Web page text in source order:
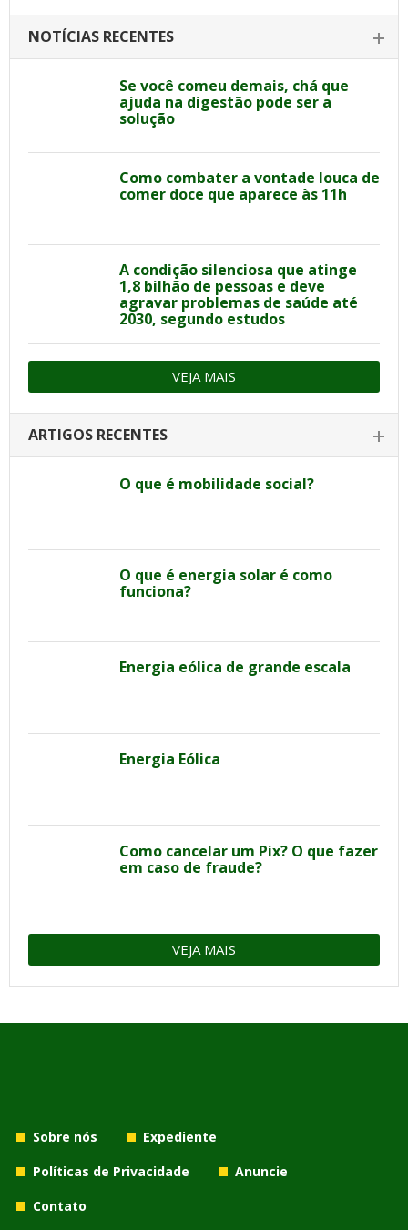
NOTÍCIAS RECENTES
Se você comeu demais, chá que
ajuda na digestão pode ser a
solução
Como combater a vontade louca de
comer doce que aparece às 11h
A condição silenciosa que atinge
1,8 bilhão de pessoas e deve
agravar problemas de saúde até
2030, segundo estudos
VEJA MAIS
ARTIGOS RECENTES
O que é mobilidade social?
O que é energia solar é como
funciona?
Energia eólica de grande escala
Energia Eólica
Como cancelar um Pix? O que fazer
em caso de fraude?
VEJA MAIS
Sobre nós
Expediente
Políticas de Privacidade
Anuncie
Contato